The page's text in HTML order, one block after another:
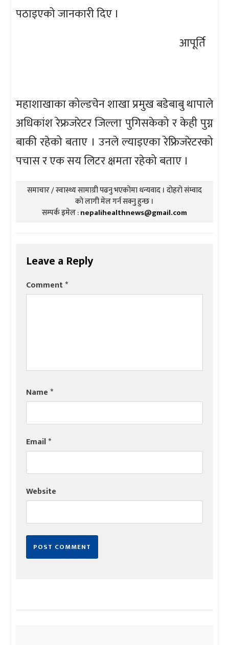
पठाइएको जानकारी दिए ।
आपूर्ति
महाशाखाका कोल्डचेन शाखा प्रमुख बडेबाबु थापाले
अधिकांश रेफ्रजरेटर जिल्ला पुगिसकेको र केही पुग्न
बाकी रहेको बताए । उनले ल्याइएका रेफ्रिजरेटरको
पचास र एक सय लिटर क्षमता रहेको बताए ।
समाचार / स्वास्थ्य सामाग्री पढनु भएकोमा धन्यवाद । दोहरो संम्वाद
को लागी मेल गर्न सक्नु हुन्छ ।
सम्पर्क इमेल :nepalihealthnews@gmail.com
Leave a Reply
Comment*
Name*
Email*
Website